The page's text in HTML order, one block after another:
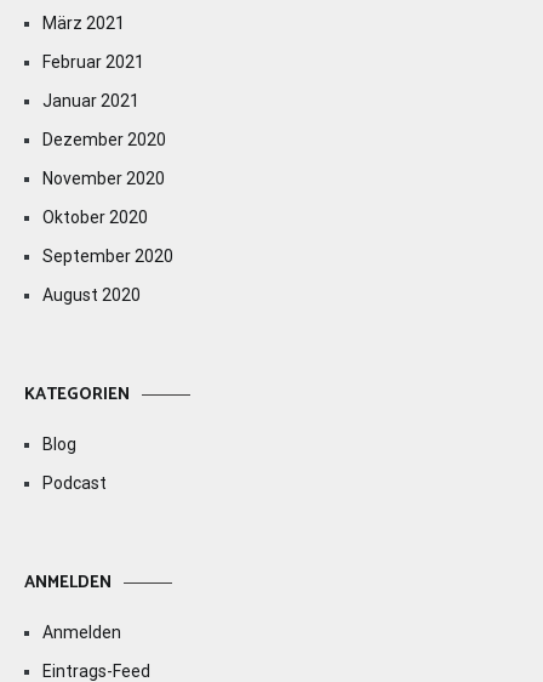
März 2021
Februar 2021
Januar 2021
Dezember 2020
November 2020
Oktober 2020
September 2020
August 2020
KATEGORIEN
Blog
Podcast
ANMELDEN
Anmelden
Eintrags-Feed